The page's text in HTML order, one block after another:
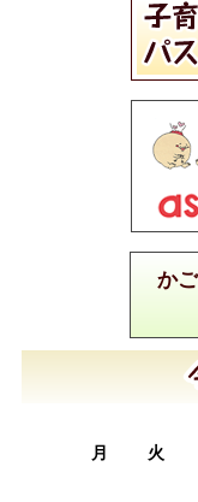
か
月
火